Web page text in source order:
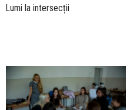
Lumi la intersecții